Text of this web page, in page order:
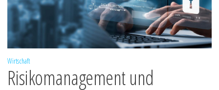
Wirtschaft
Risikomanagement und